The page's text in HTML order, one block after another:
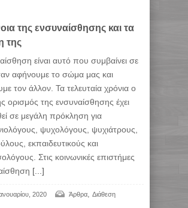
της ενσυναίσθησης και τα
της
είναι αυτό που συμβαίνει σε
αφήνουμε το σώμα μας και
τον άλλον. Τα τελευταία χρόνια ο
ορισμός της ενσυναίσθησης έχει
σε μεγάλη πρόκληση για
ψυχολόγους, ψυχιάτρους,
εκπαιδευτικούς και
Στις κοινωνικές επιστήμες
[...]
2020 Άρθρα, Διάθεση